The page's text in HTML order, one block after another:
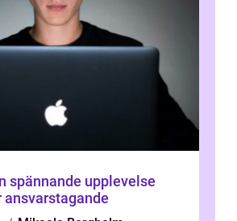
spännande upplevelse
ansvarstagande